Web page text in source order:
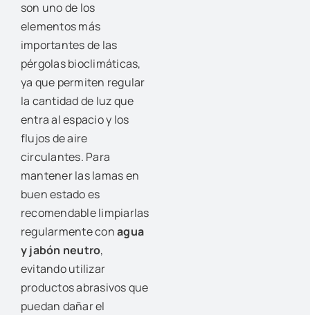
son uno de los
elementos más
importantes de las
pérgolas bioclimáticas,
ya que permiten regular
la cantidad de luz que
entra al espacio y los
flujos de aire
circulantes. Para
mantener las lamas en
buen estado es
recomendable limpiarlas
regularmente conagua
y jabón neutro,
evitando utilizar
productos abrasivos que
puedan dañar el